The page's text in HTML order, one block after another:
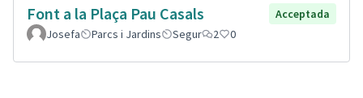
Font a la Plaça Pau Casals
Acceptada
Josefa
Parcs i Jardins Segur 2 0